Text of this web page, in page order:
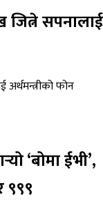
सपनालाई
‘बोमा ईभी’,